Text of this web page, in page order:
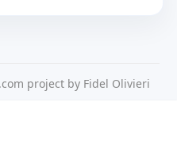
project by Fidel Olivieri